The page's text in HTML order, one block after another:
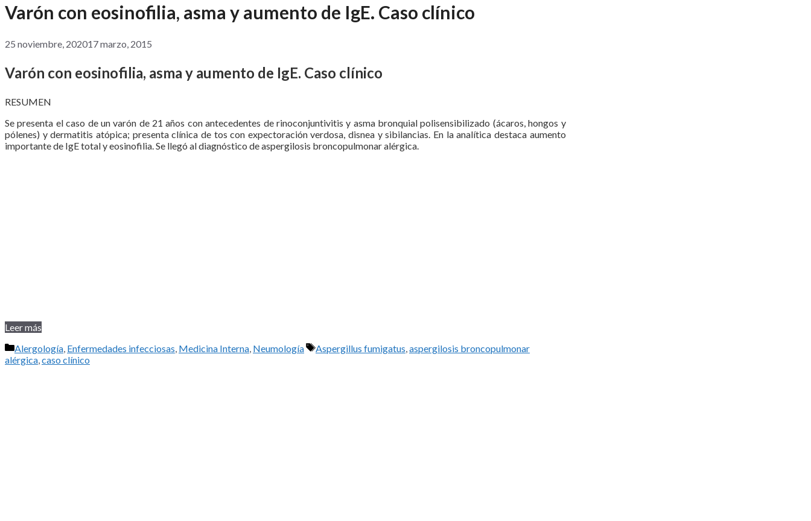
Varón con eosinofilia, asma y aumento de IgE. Caso clínico
25 noviembre, 202017 marzo, 2015
Varón con eosinofilia, asma y aumento de IgE. Caso clínico
RESUMEN
Se presenta el caso de un varón de 21 años con antecedentes de rinoconjuntivitis y asma bronquial polisensibilizado (ácaros, hongos y
pólenes) y dermatitis atópica; presenta clínica de tos con expectoración verdosa, disnea y sibilancias. En la analítica destaca aumento
importante de IgE total y eosinofilia. Se llegó al diagnóstico de aspergilosis broncopulmonar alérgica.
Leer más
Categorías
Alergología Enfermedades infecciosas Medicina Interna Neumología Etiquetas
Aspergillus fumigatus aspergilosis broncopulmonar
alérgica caso clínico